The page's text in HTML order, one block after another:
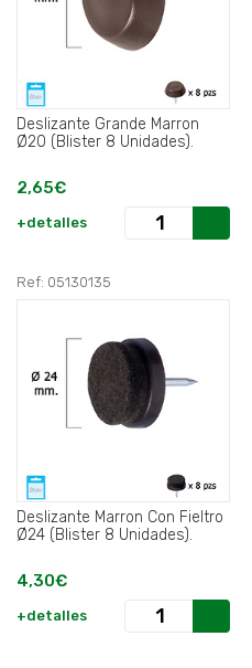
Deslizante Grande Marron
Ø20 (Blister 8 Unidades).
2,65€
+detalles
Ref: 05130135
Deslizante Marron Con Fieltro
Ø24 (Blister 8 Unidades).
4,30€
+detalles